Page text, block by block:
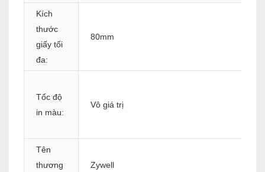
Kích
thước
giấy tối
đa:
80mm
Tốc độ
in màu:
Vô giá trị
Tên
thương
Zywell